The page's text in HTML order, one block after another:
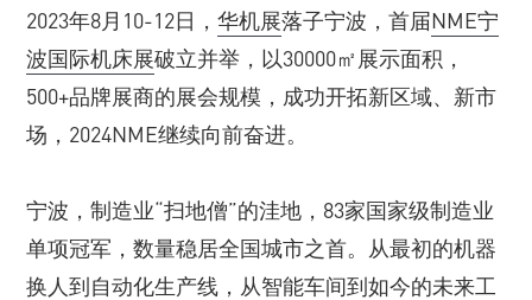
2023年8月10-12日， 华机展落子宁波，首届NME宁
波国际机床展破立并举，以30000㎡展示面积，
500+品牌展商的展会规模，成功开拓新区域、新市
场，2024NME继续向前奋进。
宁波，制造业“扫地僧”的洼地，83家国家级制造业
单项冠军，数量稳居全国城市之首。从最初的机器
换人到自动化生产线，从智能车间到如今的未来工